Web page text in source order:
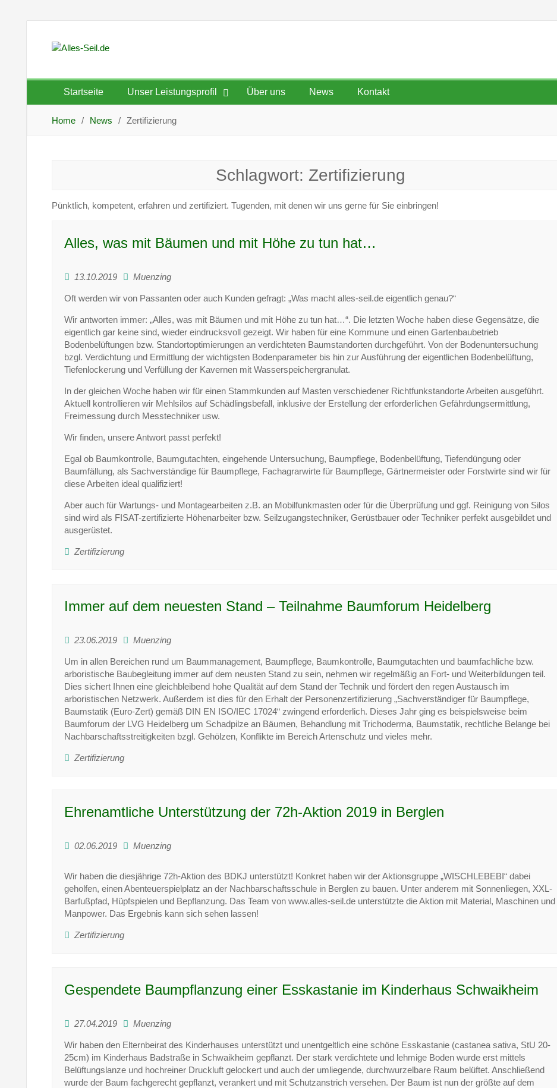
content
Startseite Unser Leistungsprofil Über uns News Kontakt
Home News Zertifizierung
Schlagwort: Zertifizierung
Pünktlich, kompetent, erfahren und zertifiziert. Tugenden, mit denen wir uns gerne für Sie einbringen!
Alles, was mit Bäumen und mit Höhe zu tun hat…
13.10.2019 Muenzing
Oft werden wir von Passanten oder auch Kunden gefragt: „Was macht alles-seil.de eigentlich genau?“
Wir antworten immer: „Alles, was mit Bäumen und mit Höhe zu tun hat…“. Die letzten Woche haben diese Gegensätze, die
eigentlich gar keine sind, wieder eindrucksvoll gezeigt. Wir haben für eine Kommune und einen Gartenbaubetrieb
Bodenbelüftungen bzw. Standortoptimierungen an verdichteten Baumstandorten durchgeführt. Von der Bodenuntersuchung
bzgl. Verdichtung und Ermittlung der wichtigsten Bodenparameter bis hin zur Ausführung der eigentlichen Bodenbelüftung,
Tiefenlockerung und Verfüllung der Kavernen mit Wasserspeichergranulat.
In der gleichen Woche haben wir für einen Stammkunden auf Masten verschiedener Richtfunkstandorte Arbeiten ausgeführt.
Aktuell kontrollieren wir Mehlsilos auf Schädlingsbefall, inklusive der Erstellung der erforderlichen Gefährdungsermittlung,
Freimessung durch Messtechniker usw.
Wir finden, unsere Antwort passt perfekt!
Egal ob Baumkontrolle, Baumgutachten, eingehende Untersuchung, Baumpflege, Bodenbelüftung, Tiefendüngung oder
Baumfällung, als Sachverständige für Baumpflege, Fachagrarwirte für Baumpflege, Gärtnermeister oder Forstwirte sind wir für
diese Arbeiten ideal qualifiziert!
Aber auch für Wartungs- und Montagearbeiten z.B. an Mobilfunkmasten oder für die Überprüfung und ggf. Reinigung von Silos
sind wird als FISAT-zertifizierte Höhenarbeiter bzw. Seilzugangstechniker, Gerüstbauer oder Techniker perfekt ausgebildet und
ausgerüstet.
Zertifizierung
Immer auf dem neuesten Stand – Teilnahme Baumforum Heidelberg
23.06.2019 Muenzing
Um in allen Bereichen rund um Baummanagement, Baumpflege, Baumkontrolle, Baumgutachten und baumfachliche bzw.
arboristische Baubegleitung immer auf dem neusten Stand zu sein, nehmen wir regelmäßig an Fort- und Weiterbildungen teil.
Dies sichert Ihnen eine gleichbleibend hohe Qualität auf dem Stand der Technik und fördert den regen Austausch im
arboristischen Netzwerk. Außerdem ist dies für den Erhalt der Personenzertifizierung „Sachverständiger für Baumpflege,
Baumstatik (Euro-Zert) gemäß DIN EN ISO/IEC 17024“ zwingend erforderlich. Dieses Jahr ging es beispielsweise beim
Baumforum der LVG Heidelberg um Schadpilze an Bäumen, Behandlung mit Trichoderma, Baumstatik, rechtliche Belange bei
Nachbarschaftsstreitigkeiten bzgl. Gehölzen, Konflikte im Bereich Artenschutz und vieles mehr.
Zertifizierung
Ehrenamtliche Unterstützung der 72h-Aktion 2019 in Berglen
02.06.2019 Muenzing
Wir haben die diesjährige 72h-Aktion des BDKJ unterstützt! Konkret haben wir der Aktionsgruppe „WISCHLEBEBI“ dabei
geholfen, einen Abenteuerspielplatz an der Nachbarschaftsschule in Berglen zu bauen. Unter anderem mit Sonnenliegen, XXL-
Barfußpfad, Hüpfspielen und Bepflanzung. Das Team von www.alles-seil.de unterstützte die Aktion mit Material, Maschinen und
Manpower. Das Ergebnis kann sich sehen lassen!
Zertifizierung
Gespendete Baumpflanzung einer Esskastanie im Kinderhaus Schwaikheim
27.04.2019 Muenzing
Wir haben den Elternbeirat des Kinderhauses unterstützt und unentgeltlich eine schöne Esskastanie (castanea sativa, StU 20-
25cm) im Kinderhaus Badstraße in Schwaikheim gepflanzt. Der stark verdichtete und lehmige Boden wurde erst mittels
Belüftungslanze und hochreiner Druckluft gelockert und auch der umliegende, durchwurzelbare Raum belüftet. Anschließend
wurde der Baum fachgerecht gepflanzt, verankert und mit Schutzanstrich versehen. Der Baum ist nun der größte auf dem